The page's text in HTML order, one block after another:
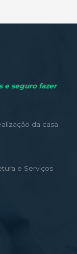
e seguro fazer
da casa
e Serviços